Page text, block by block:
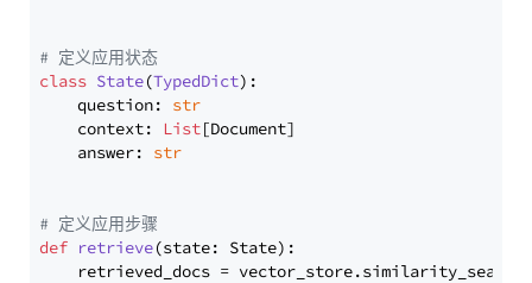
# 定义应用状态
class State(TypedDict):
    question:
str
    context:
List[Document]
    answer:
str
# 定义应用步骤
def retrieve(state: State):
retrieved_docs =